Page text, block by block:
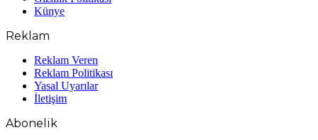
Künye
Reklam
Reklam Veren
Reklam Politikası
Yasal Uyarılar
İletişim
Abonelik